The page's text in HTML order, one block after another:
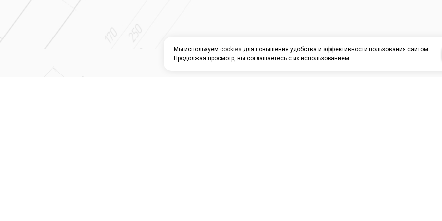
Мы используем cookies для повышения удобства и эффективности пользования сайтом.
Продолжая просмотр, вы соглашаетесь с их использованием.